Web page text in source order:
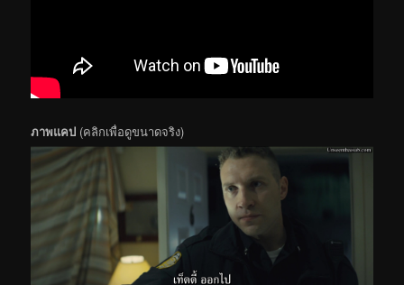
ภาพแคป (คลิกเพื่อดูขนาดจริง)